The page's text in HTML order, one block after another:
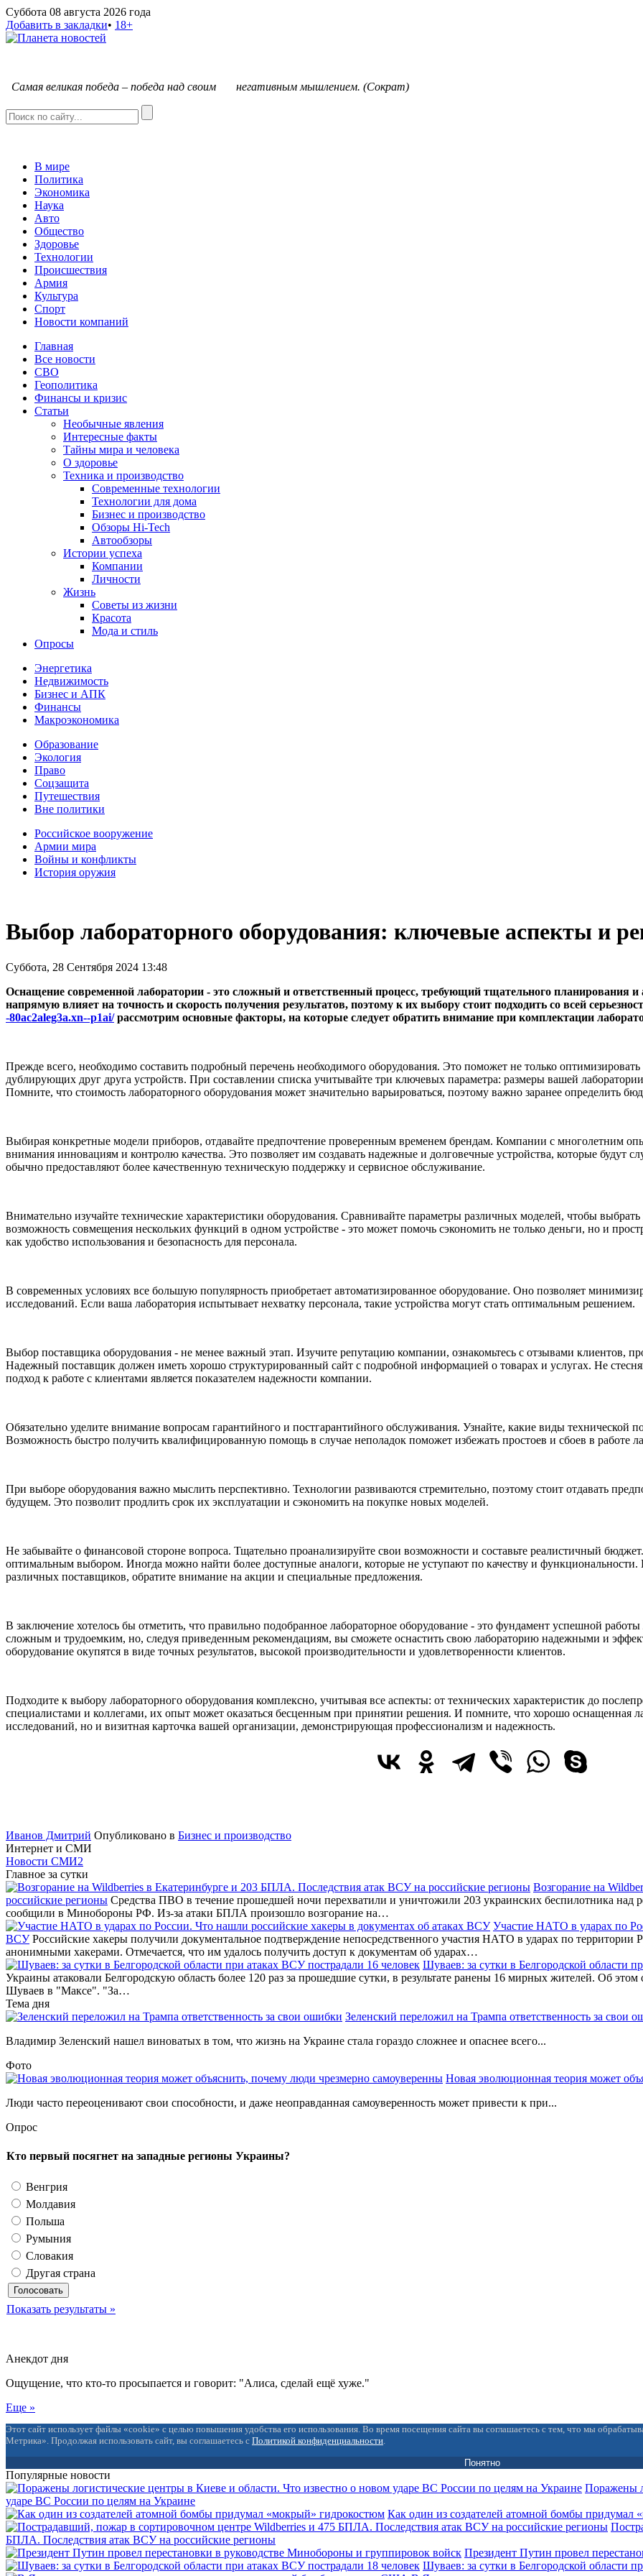
Суббота 08 августа 2026 года
Добавить в закладки• 18+
Самая великая победа – победа над своим негативным мышлением. (Сократ)
В мире
Политика
Экономика
Наука
Авто
Общество
Здоровье
Технологии
Происшествия
Армия
Культура
Спорт
Новости компаний
Главная
Все новости
СВО
Геополитика
Финансы и кризис
Статьи
Необычные явления
Интересные факты
Тайны мира и человека
О здоровье
Техника и производство
Современные технологии
Технологии для дома
Бизнес и производство
Обзоры Hi-Tech
Автообзоры
Истории успеха
Компании
Личности
Жизнь
Советы из жизни
Красота
Мода и стиль
Опросы
Энергетика
Недвижимость
Бизнес и АПК
Финансы
Макроэкономика
Образование
Экология
Право
Соцзащита
Путешествия
Вне политики
Российское вооружение
Армии мира
Войны и конфликты
История оружия
Выбор лабораторного оборудования: ключевые аспекты и
Суббота, 28 Сентября 2024 13:48
Оснащение современной лаборатории - это сложный и ответственный процесс, требующий тщательного планирования
напрямую влияет на точность и скорость получения результатов, поэтому к их выбору стоит подходить со всей
-80ac2aleg3a.xn--p1ai/рассмотрим основные факторы, на которые следует обратить внимание при комплектации
Прежде всего, необходимо составить подробный перечень необходимого оборудования. Это поможет не только
дублирующих друг друга устройств. При составлении списка учитывайте три ключевых параметра: размеры вашей
Помните, что стоимость лабораторного оборудования может значительно варьироваться, поэтому важно заранее определить
Выбирая конкретные модели приборов, отдавайте предпочтение проверенным временем брендам. Компании с многолетним
внимания инновациям и контролю качества. Это позволяет им создавать надежные и долговечные устройства, которые будут
обычно предоставляют более качественную техническую поддержку и сервисное обслуживание.
Внимательно изучайте технические характеристики оборудования. Сравнивайте параметры различных моделей, чтобы
возможность совмещения нескольких функций в одном устройстве - это может помочь сэкономить не только деньги, но и
как удобство использования и безопасность для персонала.
В современных условиях все большую популярность приобретает автоматизированное оборудование. Оно позволяет
исследований. Если ваша лаборатория испытывает нехватку персонала, такие устройства могут стать оптимальным решением.
Выбор поставщика оборудования - не менее важный этап. Изучите репутацию компании, ознакомьтесь с отзывами клиентов,
Надежный поставщик должен иметь хорошо структурированный сайт с подробной информацией о товарах и услугах. Не
подход к работе с клиентами является показателем надежности компании.
Обязательно уделите внимание вопросам гарантийного и постгарантийного обслуживания. Узнайте, какие виды технической
Возможность быстро получить квалифицированную помощь в случае неполадок поможет избежать простоев и сбоев в работе
При выборе оборудования важно мыслить перспективно. Технологии развиваются стремительно, поэтому стоит отдавать
будущем. Это позволит продлить срок их эксплуатации и сэкономить на покупке новых моделей.
Не забывайте о финансовой стороне вопроса. Тщательно проанализируйте свои возможности и составьте реалистичный
оптимальным выбором. Иногда можно найти более доступные аналоги, которые не уступают по качеству и
различных поставщиков, обратите внимание на акции и специальные предложения.
В заключение хотелось бы отметить, что правильно подобранное лабораторное оборудование - это фундамент успешной
сложным и трудоемким, но, следуя приведенным рекомендациям, вы сможете оснастить свою лабораторию надежными и
оборудование окупятся в виде точных результатов, высокой производительности и удовлетворенности клиентов.
Подходите к выбору лабораторного оборудования комплексно, учитывая все аспекты: от технических характеристик до
специалистами и коллегами, их опыт может оказаться бесценным при принятии решения. И помните, что хорошо оснащенная
исследований, но и визитная карточка вашей организации, демонстрирующая профессионализм и надежность.
Иванов Дмитрий Опубликовано в Бизнес и производство
Интернет и СМИ
Новости СМИ2
Главное за сутки
Возгорание на
российские регионы Средства ПВО в течение прошедшей ночи перехватили и уничтожили 203 украинских беспилотника над
сообщили в Минобороны РФ. Из-за атаки БПЛА произошло возгорание на…
Участие НАТО в ударах по
ВСУРоссийские хакеры получили документальное подтверждение непосредственного участия НАТО в ударах по
анонимными хакерами. Отмечается, что им удалось получить доступ к документам об ударах…
Шуваев: за сутки в Белгородской области
Украины атаковали Белгородскую область более 120 раз за прошедшие сутки, в результате ранены 16 мирных жителей. Об
Шуваев в "Максе". "За…
Тема дня
Зеленский переложил на Трампа ответственность за свои
Владимир Зеленский нашел виноватых в том, что жизнь на Украине стала гораздо сложнее и опаснее всего...
Фото
Новая эволюционная теория может
Люди часто переоценивают свои способности, и даже неоправданная самоуверенность может привести к при...
Опрос
Кто первый посягнет на западные регионы Украины?
Венгрия
Молдавия
Польша
Румыния
Словакия
Другая страна
Показать результаты »
Анекдот дня
Ощущение, что кто-то просыпается и говорит: "Алиса, сделай ещё хуже."
Еще »
Этот сайт использует файлы «cookie» с целью повышения удобства его использования. Во время посещения сайта вы соглашаетесь с тем, что мы
Метрика». Продолжая использовать сайт, вы соглашаетесь с Политикой конфиденциальности.
Понятно
Популярные новости
Поражены
ударе ВС России по целям на Украине
Как один из создателей атомной бомбы придумал
БПЛА. Последствия атак ВСУ на российские регионы
Президент Путин провел
Шуваев: за сутки в Белгородской области